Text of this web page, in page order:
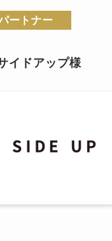
ートナー
イドアップ様